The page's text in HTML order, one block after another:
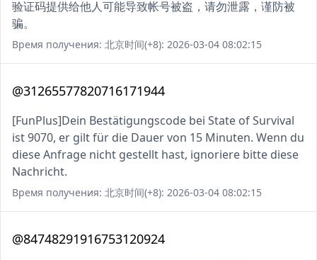
验证码提供给他人可能导致帐号被盗，请勿泄露，谨防被
骗。
Время получения: 北京时间(+8): 2026-03-04 08:02:15
@31265577820716171944
[FunPlus]Dein Bestätigungscode bei State of Survival
ist 9070, er gilt für die Dauer von 15 Minuten. Wenn du
diese Anfrage nicht gestellt hast, ignoriere bitte diese
Nachricht.
Время получения: 北京时间(+8): 2026-03-04 08:02:15
@84748291916753120924